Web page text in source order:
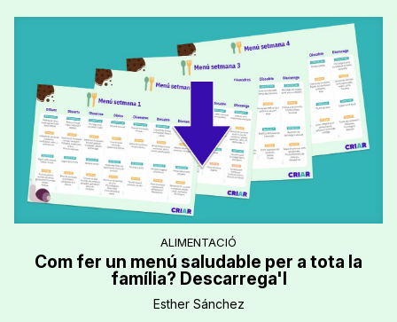
ALIMENTACIÓ
Com fer un menú saludable per a tota la
família? Descarrega'l
Esther Sánchez